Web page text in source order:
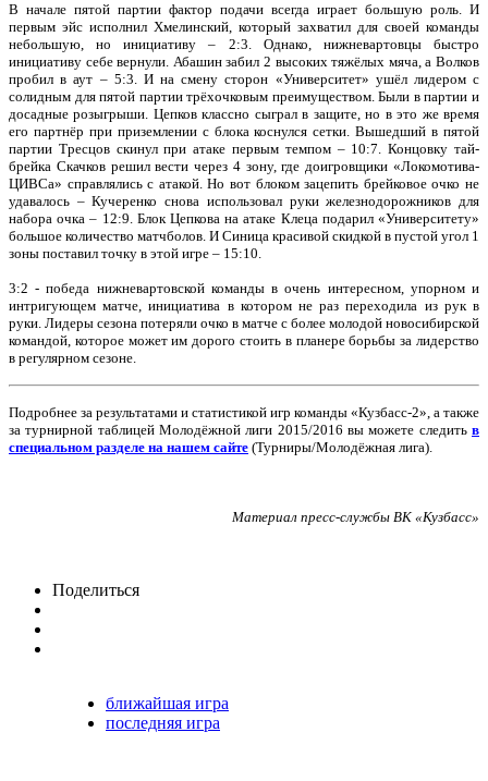
В начале пятой партии фактор подачи всегда играет большую роль. И
первым эйс исполнил Хмелинский, который захватил для своей команды
небольшую, но инициативу – 2:3. Однако, нижневартовцы быстро
инициативу себе вернули. Абашин забил 2 высоких тяжёлых мяча, а Волков
пробил в аут – 5:3. И на смену сторон «Университет» ушёл лидером с
солидным для пятой партии трёхочковым преимуществом. Были в партии и
досадные розыгрыши. Цепков классно сыграл в защите, но в это же время
его партнёр при приземлении с блока коснулся сетки. Вышедший в пятой
партии Тресцов скинул при атаке первым темпом – 10:7. Концовку тай-
брейка Скачков решил вести через 4 зону, где доигровщики «Локомотива-
ЦИВСа» справлялись с атакой. Но вот блоком зацепить брейковое очко не
удавалось – Кучеренко снова использовал руки железнодорожников для
набора очка – 12:9. Блок Цепкова на атаке Клеца подарил «Университету»
большое количество матчболов. И Синица красивой скидкой в пустой угол 1
зоны поставил точку в этой игре – 15:10.
3:2 - победа нижневартовской команды в очень интересном, упорном и
интригующем матче, инициатива в котором не раз переходила из рук в
руки. Лидеры сезона потеряли очко в матче с более молодой новосибирской
командой, которое может им дорого стоить в планере борьбы за лидерство
в регулярном сезоне.
Подробнее за результатами и статистикой игр команды «Кузбасс-2», а также
за турнирной таблицей Молодёжной лиги 2015/2016 вы можете следить в
специальном разделе на нашем сайте (Турниры/Молодёжная лига).
Материал пресс-службы ВК «Кузбасс»
Поделиться
ближайшая игра
последняя игра